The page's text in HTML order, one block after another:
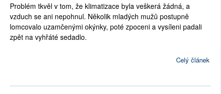
Problém tkvěl v tom, že klimatizace byla veškerá žádná, a
vzduch se ani nepohnul. Několik mladých mužů postupně
lomcovalo uzamčenými okýnky, poté zpoceni a vysíleni padali
zpět na vyhřáté sedadlo.
Celý článek